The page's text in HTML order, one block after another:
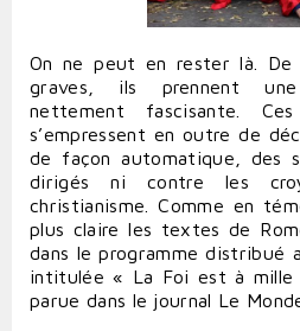
On ne peut en rester là. De
graves, ils prennent une
nettement fascisante.
s’empressent en outre de
de façon automatique, des
dirigés ni contre les
christianisme. Comme en
plus claire les textes de
dans le programme distribué
intitulée « La Foi est à mille
parue dans le journal Le